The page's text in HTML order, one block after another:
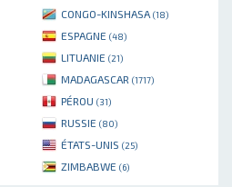
CONGO-KINSHASA (18)
ESPAGNE (48)
LITUANIE (21)
MADAGASCAR (1717)
PÉROU (31)
RUSSIE (80)
ÉTATS-UNIS (25)
ZIMBABWE (6)